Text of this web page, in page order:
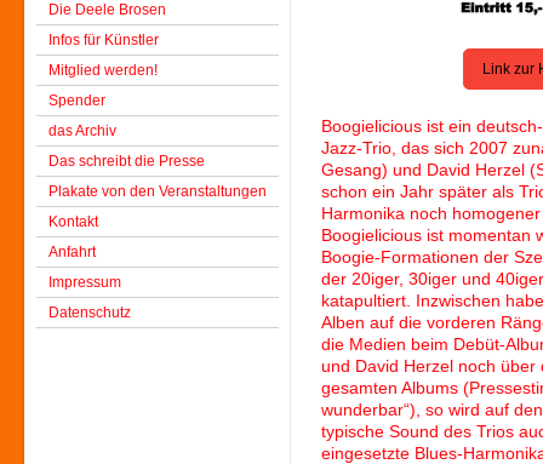
Die Deele Brosen
Infos für Künstler
Mitglied werden!
Spender
das Archiv
Das schreibt die Presse
Plakate von den Veranstaltungen
Kontakt
Anfahrt
Impressum
Datenschutz
Link zur
Boogielicious ist ein
Jazz-Trio, das sich 2007
Gesang) und David Herzel
schon ein Jahr später als
Harmonika noch
Boogielicious ist momentan
Boogie-Formationen der
der 20iger, 30iger und
katapultiert. Inzwischen
Alben auf die vorderen
die Medien beim Debüt-
und David Herzel noch
gesamten Albums
wunderbar“), so wird auf
typische Sound des Trios
eingesetzte Blues-